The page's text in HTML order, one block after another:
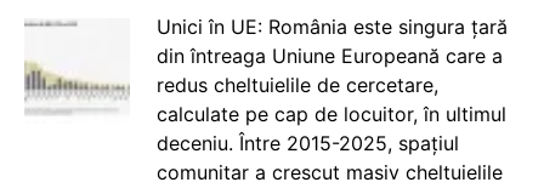
Unici în UE: România este singura țară
din întreaga Uniune Europeană care a
redus cheltuielile de cercetare,
calculate pe cap de locuitor, în ultimul
deceniu. Între 2015-2025, spațiul
comunitar a crescut masiv cheltuielile